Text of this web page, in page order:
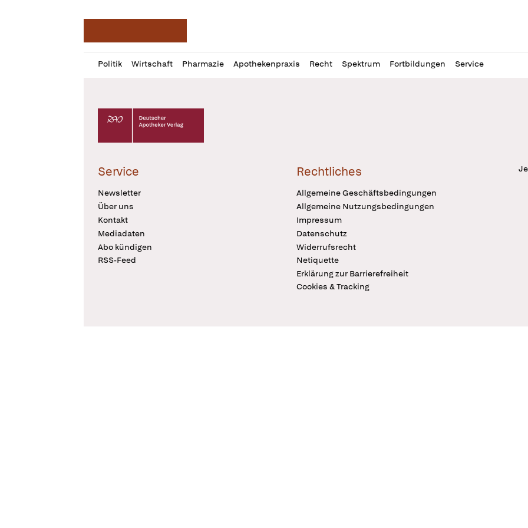
Politik Wirtschaft Pharmazie Apothekenpraxis Recht Spektrum Fortbildungen Service
Profil
öffnen
Daz
Pur
Deutscher Apotheker Verlag Logo
Service
Newsletter
Über uns
Kontakt
Mediadaten
Abo kündigen
RSS-Feed
Rechtliches
Allgemeine Geschäftsbedingungen
Allgemeine Nutzungsbedingungen
Impressum
Datenschutz
Widerrufsrecht
Netiquette
Erklärung zur Barrierefreiheit
Cookies & Tracking